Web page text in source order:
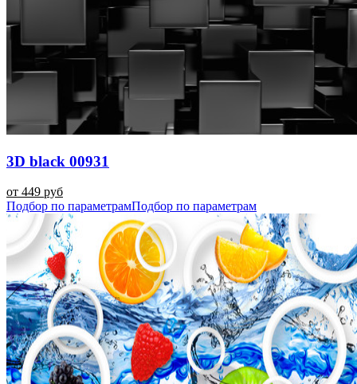
3D black 00931
от 449 руб
Подбор по параметрамПодбор по параметрам